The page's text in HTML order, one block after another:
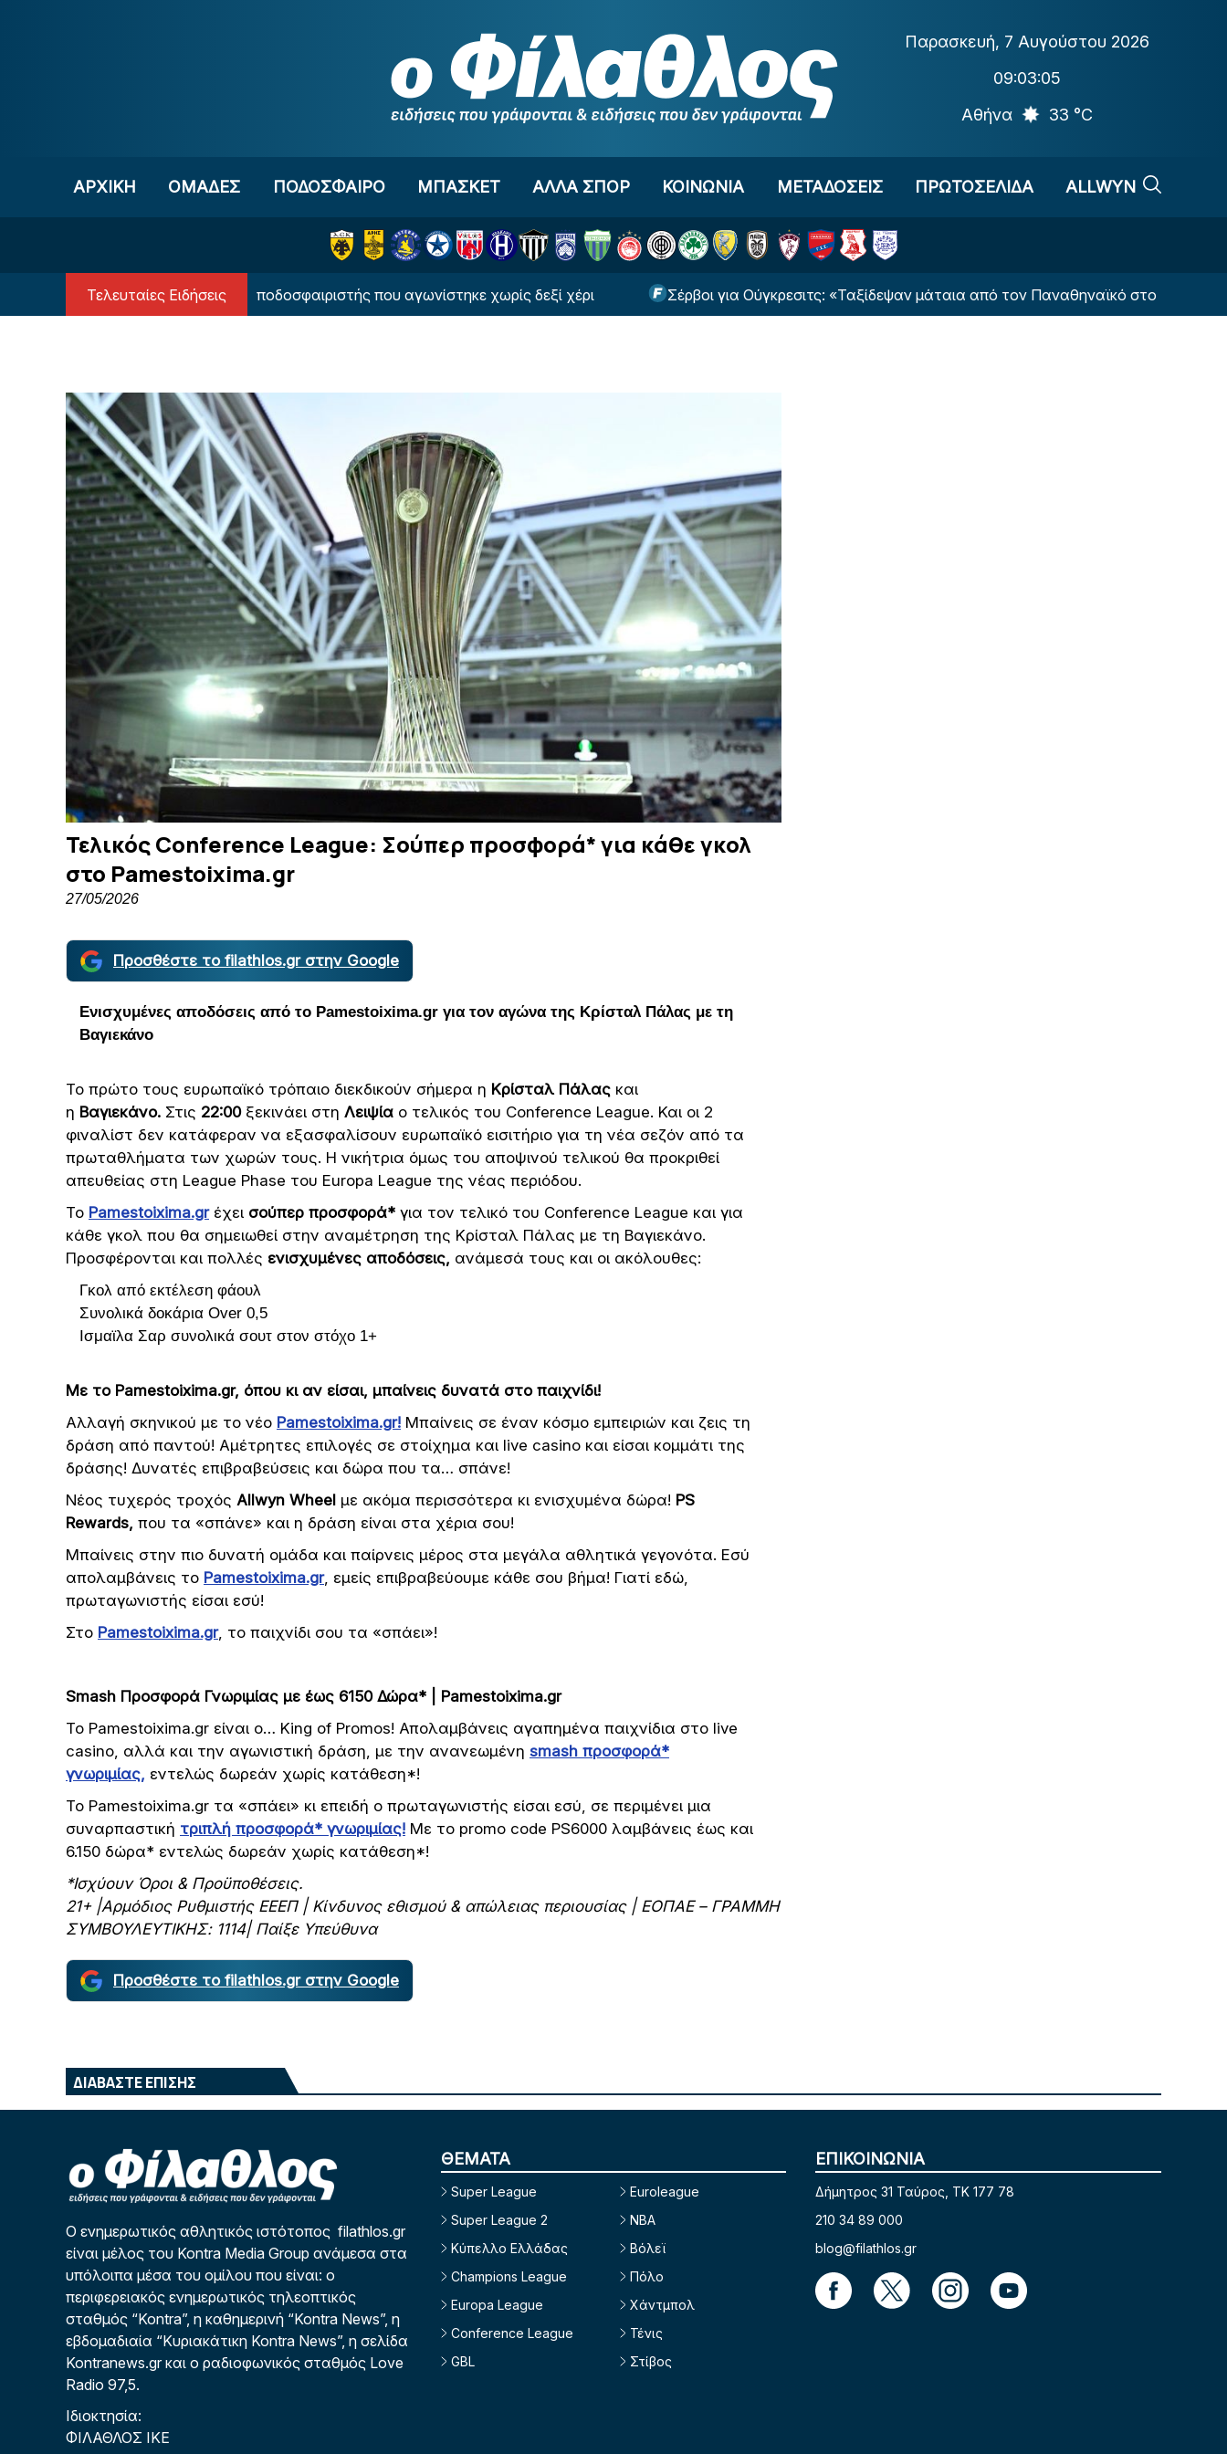
Παρασκευή, 7 Αυγούστου 2026
09:03:06
Αθήνα
33 °C
ΑΡΧΙΚΗ OΜΑΔΕΣ ΠΟΔΟΣΦΑΙΡΟ ΜΠΑΣΚΕΤ ΑΛΛΑ ΣΠΟΡ ΚΟΙΝΩΝΙΑ ΜΕΤΑΔΟΣΕΙΣ ΠΡΩΤΟΣΕΛΙΔΑ ALLWYN
Τελευταίες Ειδήσεις
Conference League: Ο ποδοσφαιριστής που αγωνίστηκε χωρίς δεξί χέρι Σέρβοι για Ούγκρεσιτς: «Ταξίδεψαν μάταια από τον Παναθηναϊκό στο Βελιγράδι»
Τελικός Conference League: Σούπερ προσφορά* για κάθε γκολ
στο Pamestoixima.gr
27/05/2026
Προσθέστε το filathlos.gr στην Google
Ενισχυμένες αποδόσεις από το Pamestoixima.gr για τον αγώνα της Κρίσταλ Πάλας με τη
Βαγιεκάνο
Το πρώτο τους ευρωπαϊκό τρόπαιο διεκδικούν σήμερα η Κρίσταλ Πάλας και
η Βαγιεκάνο. Στις 22:00ξεκινάει στη Λειψία ο τελικός του Conference League. Και οι 2
φιναλίστ δεν κατάφεραν να εξασφαλίσουν ευρωπαϊκό εισιτήριο για τη νέα σεζόν από τα
πρωταθλήματα των χωρών τους. Η νικήτρια όμως του αποψινού τελικού θα προκριθεί
απευθείας στη League Phase του Europa League της νέας περιόδου.
To Pamestoixima.grέχει σούπερ προσφορά* για τον τελικό του Conference League και για
κάθε γκολ που θα σημειωθεί στην αναμέτρηση της Κρίσταλ Πάλας με τη Βαγιεκάνο.
Προσφέρονται και πολλές ενισχυμένες αποδόσεις, ανάμεσά τους και οι ακόλουθες:
Γκολ από εκτέλεση φάουλ
Συνολικά δοκάρια Over 0,5
Ισμαϊλα Σαρ συνολικά σουτ στον στόχο 1+
Με το Pamestoixima.gr, όπου κι αν είσαι, μπαίνεις δυνατά στο παιχνίδι!
Αλλαγή σκηνικού με το νέο Pamestoixima.gr! Μπαίνεις σε έναν κόσμο εμπειριών και ζεις τη
δράση από παντού! Αμέτρητες επιλογές σε στοίχημα και live casino και είσαι κομμάτι της
δράσης! Δυνατές επιβραβεύσεις και δώρα που τα… σπάνε!
Νέος τυχερός τροχός Allwyn Wheel με ακόμα περισσότερα κι ενισχυμένα δώρα! PS
Rewards, που τα «σπάνε» και η δράση είναι στα χέρια σου!
Μπαίνεις στην πιο δυνατή ομάδα και παίρνεις μέρος στα μεγάλα αθλητικά γεγονότα. Εσύ
απολαμβάνεις το Pamestoixima.gr, εμείς επιβραβεύουμε κάθε σου βήμα! Γιατί εδώ,
πρωταγωνιστής είσαι εσύ!
Στο Pamestoixima.gr, το παιχνίδι σου τα «σπάει»!
Smash Προσφορά Γνωριμίας με έως 6150 Δώρα* | Pamestoixima.gr
Το Pamestoixima.gr είναι ο… King of Promos! Απολαμβάνεις αγαπημένα παιχνίδια στο live
casino, αλλά και την αγωνιστική δράση, με την ανανεωμένη smash προσφορά*
γνωριμίας, εντελώς δωρεάν χωρίς κατάθεση*!
Το Pamestoixima.gr τα «σπάει» κι επειδή ο πρωταγωνιστής είσαι εσύ, σε περιμένει μια
συναρπαστική τριπλή προσφορά* γνωριμίας! Με το promo code PS6000 λαμβάνεις έως και
6.150 δώρα* εντελώς δωρεάν χωρίς κατάθεση*!
*Ισχύουν Όροι & Προϋποθέσεις.
21+ |Αρμόδιος Ρυθμιστής ΕΕΕΠ | Κίνδυνος εθισμού & απώλειας περιουσίας | ΕΟΠΑΕ – ΓΡΑΜΜΗ
ΣΥΜΒΟΥΛΕΥΤΙΚΗΣ: 1114| Παίξε Υπεύθυνα
Προσθέστε το filathlos.gr στην Google
ΔΙΑΒΑΣΤΕ ΕΠΙΣΗΣ
Ο ενημερωτικός αθλητικός ιστότοπος filathlos.gr
είναι μέλος του Kontra Media Group ανάμεσα στα
υπόλοιπα μέσα του ομίλου που είναι: ο
περιφερειακός ενημερωτικός τηλεοπτικός
σταθμός “Kontra”, η καθημερινή “Kontra News”, η
εβδομαδιαία “Κυριακάτικη Kontra News”, η σελίδα
Kontranews.gr και ο ραδιοφωνικός σταθμός Love
Radio 97,5.
Ιδιοκτησία:
ΦΙΛΑΘΛΟΣ ΙΚΕ
ΘΕΜΑΤΑ
Super League
Super League 2
Κύπελλο Ελλάδας
Champions League
Europa League
Conference League
GBL
Euroleague
NBA
Βόλεϊ
Πόλο
Χάντμπολ
Τένις
Στίβος
ΕΠΙΚΟΙΝΩΝΙΑ
Δήμητρος 31 Ταύρος, TK 177 78
210 34 89 000
blog@filathlos.gr